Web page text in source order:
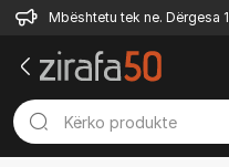
Mbështetu tek ne. Dërgesa